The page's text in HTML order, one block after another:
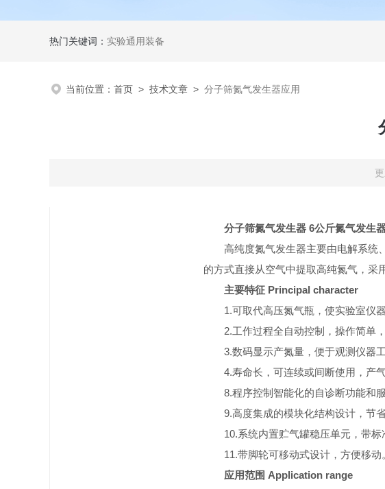
热门关键词： 实验通用装备
当前位置： 首页 > 技术文章 > 分子筛氮气发生器应用
分子筛氮气发生器 6公斤氮气发生
高纯度氮气发生器主要由电解系统
的方式直接从空气中提取高纯氮气，采
主要特征 Principal character
1.可取代高压氮气瓶，使实验室仪
2.工作过程全自动控制，操作简单
3.数码显示产氮量，便于观测仪器
4.寿命长，可连续或间断使用，产
8.程序控制智能化的自诊断功能和
9.高度集成的模块化结构设计，节
10.系统内置贮气罐稳压单元，带
11.带脚轮可移动式设计，方便移动
应用范围 Application range